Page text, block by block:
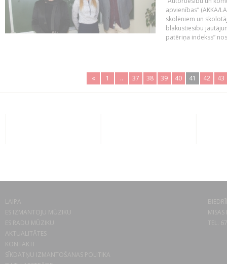
apvienības” (AKKA/
skolēniem un
blakustiesību
patēriņa indekss”
« 1 .. 37 38 39 40 41 42 43
LAIPA
ES IZMANTOJU MŪZIKU
ES RADU MŪZIKU
AKTUALITĀTES
KONTAKTI
SĪKDATŅU IZMANTOŠANAS POLITIKA
TEL.